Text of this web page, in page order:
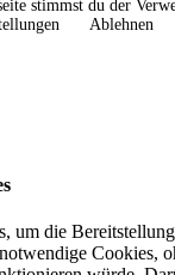
stimmst du der
Ablehnen
um die
Cookies,